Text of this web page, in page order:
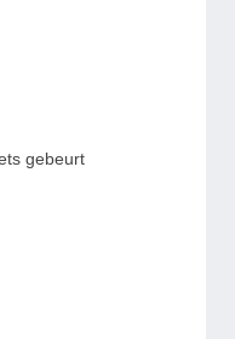
gebeurt